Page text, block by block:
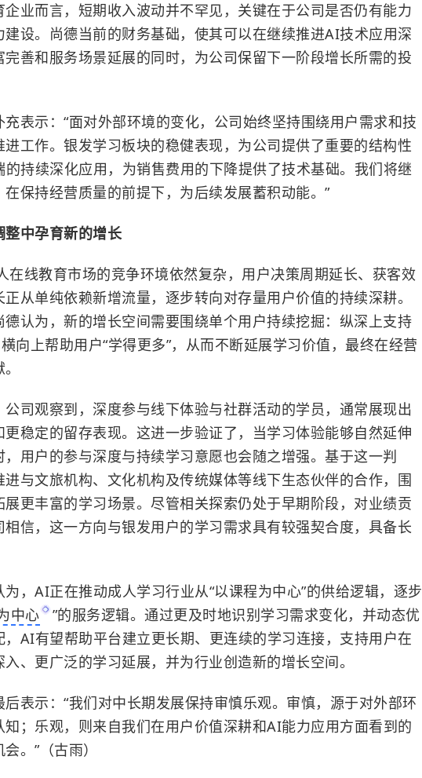
企业而言，短期收入波动并不罕见，关键在于公司是否仍有能力
设。尚德当前的财务基础，使其可以在继续推进AI技术应用深
完善和服务场景延展的同时，为公司保留下一阶段增长所需的投
表示：“面对外部环境的变化，公司始终坚持围绕用户需求和技
工作。银发学习板块的稳健表现，为公司提供了重要的结构性
持续深化应用，为销售费用的下降提供了技术基础。我们将继
保持经营质量的前提下，为后续发展蓄积动能。”
整中孕育新的增长
在线教育市场的竞争环境依然复杂，用户决策周期延长、获客效
从单纯依赖新增流量，逐步转向对存量用户价值的持续深耕。
认为，新的增长空间需要围绕单个用户持续挖掘：纵深上支持
向上帮助用户“学得更多”，从而不断延展学习价值，最终在经营
公司观察到，深度参与线下体验与社群活动的学员，通常展现出
更稳定的留存表现。这进一步验证了，当学习体验能够自然延伸
用户的参与深度与持续学习意愿也会随之增强。基于这一判
进与文旅机构、文化机构及传统媒体等线下生态伙伴的合作，围
更丰富的学习场景。尽管相关探索仍处于早期阶段，对业绩贡
信，这一方向与银发用户的学习需求具有较强契合度，具备长
，AI正在推动成人学习行业从“以课程为中心”的供给逻辑，逐步
中心
”的服务逻辑。通过更及时地识别学习需求变化，并动态优
，AI有望帮助平台建立更长期、更连续的学习连接，支持用户在
、更广泛的学习延展，并为行业创造新的增长空间。
表示：“我们对中长期发展保持审慎乐观。审慎，源于对外部环
；乐观，则来自我们在用户价值深耕和AI能力应用方面看到的
。”（古雨）